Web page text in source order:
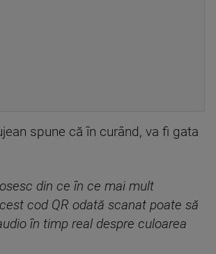
spune că în curând, va fi gata
din ce în ce mai mult
cod QR odată scanat poate să
în timp real despre culoarea